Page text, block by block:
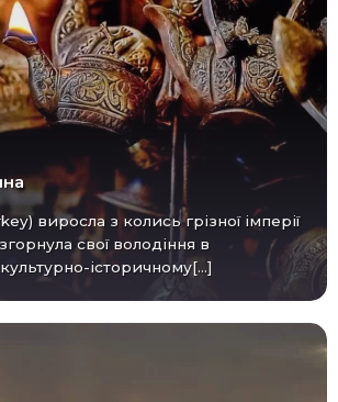
свої володіння в
історичному[...]